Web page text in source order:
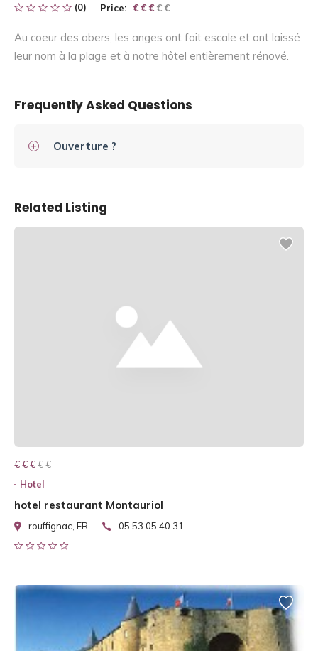
(0) Price: € € € € €
€ € €
Au coeur des abers, les anges ont fait escale et ont laissé
leur nom à la plage et à notre hôtel entièrement rénové.
Frequently Asked Questions
Ouverture ?
Related Listing
€ € € € €
€ € €
Hotel
hotel restaurant Montauriol
rouffignac, FR 05 53 05 40 31